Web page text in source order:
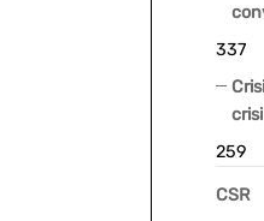
337
crisi
259
CSR